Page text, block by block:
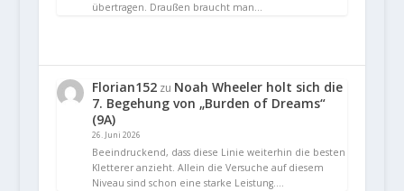
übertragen. Draußen braucht man…
Florian152zu Noah Wheeler holt sich die
7. Begehung von „Burden of Dreams“
(9A)
26. Juni 2026
Beeindruckend, dass diese Linie weiterhin die besten
Kletterer anzieht. Allein die Versuche auf diesem
Niveau sind schon eine starke Leistung.…